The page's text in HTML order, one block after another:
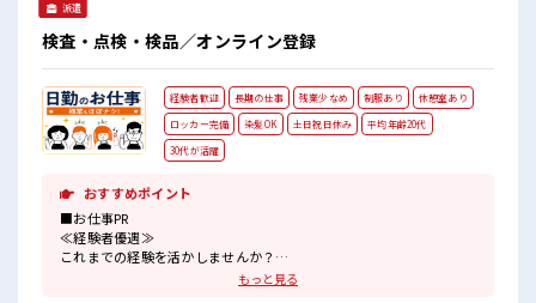
派遣
検査・点検・検品／オンライン登録
経験者歓迎 長期の仕事 残業少なめ 制服あり
休憩室あり
ロッカー完備
染髪OK 土日祝日休み
平均年齢20代
30代が活躍
おすすめポイント
■お仕事PR
≪経験者優遇≫
これまでの経験を活かしませんか？
もっと見る